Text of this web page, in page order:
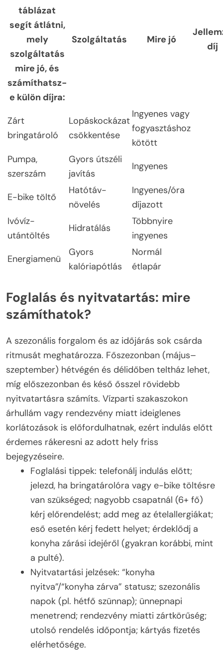
táblázat
segít átlátni,
mely
szolgáltatás
mire jó, és
számíthatsz-
e külön díjra:
Szolgáltatás Mire jó
díj
Zárt
bringatároló
Lopáskockázat
csökkentése
Ingyenes vagy
fogyasztáshoz
kötött
Pumpa,
szerszám
Gyors útszéli
javítás
Ingyenes
E-bike töltő
Hatótáv-
növelés
Ingyenes/óra
díjazott
Ivóvíz-
utántöltés
Hidratálás
Többnyire
ingyenes
Energiamenü
Gyors
kalóriapótlás
Normál
étlapár
Foglalás és nyitvatartás: mire
számíthatok?
A szezonális forgalom és az időjárás sok csárda
ritmusát meghatározza. Főszezonban (május–
szeptember) hétvégén és délidőben teltház lehet,
míg előszezonban és késő ősszel rövidebb
nyitvatartásra számíts. Vízparti szakaszokon
árhullám vagy rendezvény miatt ideiglenes
korlátozások is előfordulhatnak, ezért indulás előtt
érdemes rákeresni az adott hely friss
bejegyzéseire.
Foglalási tippek: telefonálj indulás előtt;
jelezd, ha bringatárolóra vagy e-bike töltésre
van szükséged; nagyobb csapatnál (6+ fő)
kérj előrendelést; add meg az ételallergiákat;
eső esetén kérj fedett helyet; érdeklődj a
konyha zárási idejéről (gyakran korábbi, mint
a pulté).
Nyitvatartási jelzések: “konyha
nyitva”/“konyha zárva” statusz; szezonális
napok (pl. hétfő szünnap); ünnepnapi
menetrend; rendezvény miatti zártkörűség;
utolsó rendelés időpontja; kártyás fizetés
elérhetősége.